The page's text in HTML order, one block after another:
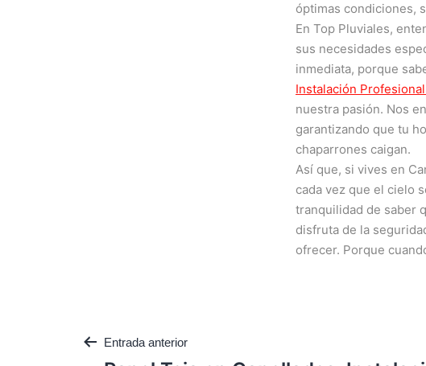
óptimas condiciones,
En Top Pluviales,
sus necesidades
inmediata, porque
Instalación
nuestra pasión. Nos
garantizando que tu
chaparrones caigan.
Así que, si vives en
cada vez que el cielo
tranquilidad de saber
disfruta de la
ofrecer. Porque
Entrada anterior